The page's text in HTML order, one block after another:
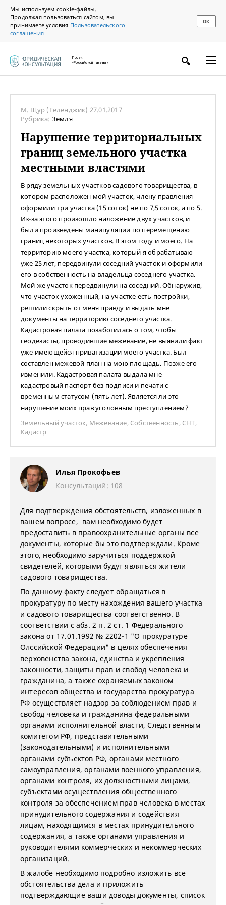
Мы используем cookie-файлы.
Продолжая пользоваться сайтом, вы
принимаете условия Пользовательского
соглашения
ОК
Проект
«Российской газеты»
М. Щур (Геленджик) 27.01.2017
Рубрика: Земля
Нарушение территориальных
границ земельного участка
местными властями
В ряду земельных участков садового товарищества, в
котором расположен мой участок, члену правления
оформили три участка (15 соток) не по 7,5 соток, а по 5.
Из-за этого произошло наложение двух участков, и
были произведены манипуляции по перемещению
границ некоторых участков. В этом году и моего. На
территорию моего участка, который я обрабатываю
уже 25 лет, передвинули соседний участок и оформили
его в собственность на владельца соседнего участка.
Мой же участок передвинули на соседний. Обнаружив,
что участок ухоженный, на участке есть постройки,
решили скрыть от меня правду и выдать мне
документы на территорию соседнего участка.
Кадастровая палата позаботилась о том, чтобы
геодезисты, проводившие межевание, не выявили факт
уже имеющейся приватизации моего участка. Был
составлен межевой план на мою площадь. Позже его
изменили. Кадастровая палата выдала мне
кадастровый паспорт без подписи и печати с
временным статусом (пять лет). Является ли это
нарушение моих прав уголовным преступлением?
Земельный участок, Межевание, Собственность, СНТ,
Кадастр
Илья Прокофьев
Консультаций: 108
Для подтверждения обстоятельств, изложенных в
вашем вопросе, вам необходимо будет
предоставить в правоохранительные органы все
документы, которые бы это подтверждали. Кроме
этого, необходимо заручиться поддержкой
свидетелей, которыми будут являться жители
садового товарищества.
По данному факту следует обращаться в
прокуратуру по месту нахождения вашего участка
и садового товарищества соответственно. В
соответствии с абз. 2 п. 2 ст. 1 Федерального
закона от 17.01.1992 № 2202-1 "О прокуратуре
Олссийской Федерации" в целях обеспечения
верховенства закона, единства и укрепления
законности, защиты прав и свобод человека и
гражданина, а также охраняемых законом
интересов общества и государства прокуратура
РФ осуществляет надзор за соблюдением прав и
свобод человека и гражданина федеральными
органами исполнительной власти, Следственным
комитетом РФ, представительными
(законодательными) и исполнительными
органами субъектов РФ, органами местного
самоуправления, органами военного управления,
органами контроля, их должностными лицами,
субъектами осуществления общественного
контроля за обеспечением прав человека в местах
принудительного содержания и содействия
лицам, находящимся в местах принудительного
содержания, а также органами управления и
руководителями коммерческих и некоммерческих
организаций.
В жалобе необходимо подробно изложить все
обстоятельства дела и приложить
подтверждающие ваши доводы документы, список